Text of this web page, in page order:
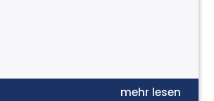
mehr lesen